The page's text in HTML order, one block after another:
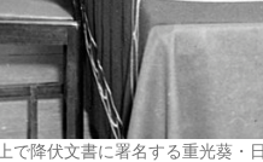
で降伏文書に署名する重光葵・